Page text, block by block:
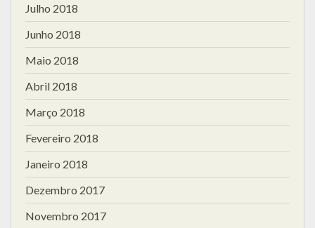
Julho 2018
Junho 2018
Maio 2018
Abril 2018
Março 2018
Fevereiro 2018
Janeiro 2018
Dezembro 2017
Novembro 2017